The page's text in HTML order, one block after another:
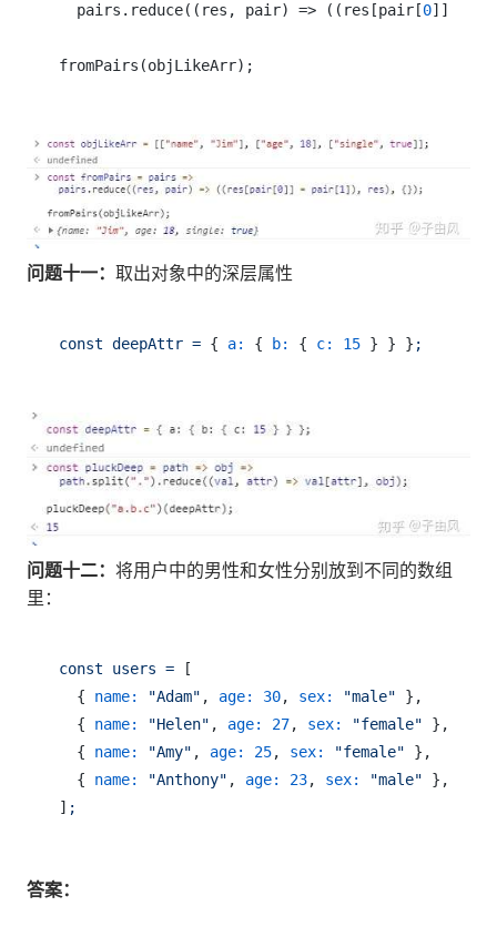
  pairs.reduce((res, pair) => ((res[pair[
0]] =
问题十一： 取出对象中的深层属性
const deepAttr = { a: { b: { c: 15 } } } ;
问题十二： 将用户中的男性和女性分别放到不同的数组
里：
const users = [
  {
name: "Adam" , age: 30, sex: "male" },
  {
name: "Helen" , age: 27, sex: "female" },
  {
name: "Amy" , age: 25, sex: "female" },
  {
name: "Anthony" , age: 23, sex: "male" },
] ;
答案：